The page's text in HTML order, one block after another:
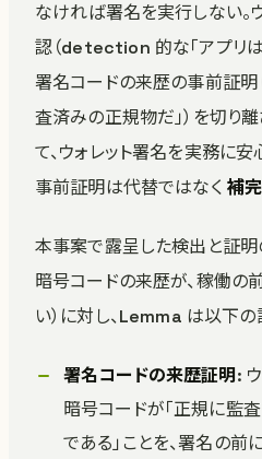
なければ署名を実行しない。
認（detection 的な「アプリは
署名コードの来歴の事前証明
査済みの正規物だ」）を切り
て、ウォレット署名を実務に
事前証明は代替ではなく 補完
本事案で露呈した検出と証明
暗号コードの来歴が、稼働の
い）に対し、Lemma は以下の
署名コードの来歴証明:
暗号コードが「正規に監
である」ことを、署名の